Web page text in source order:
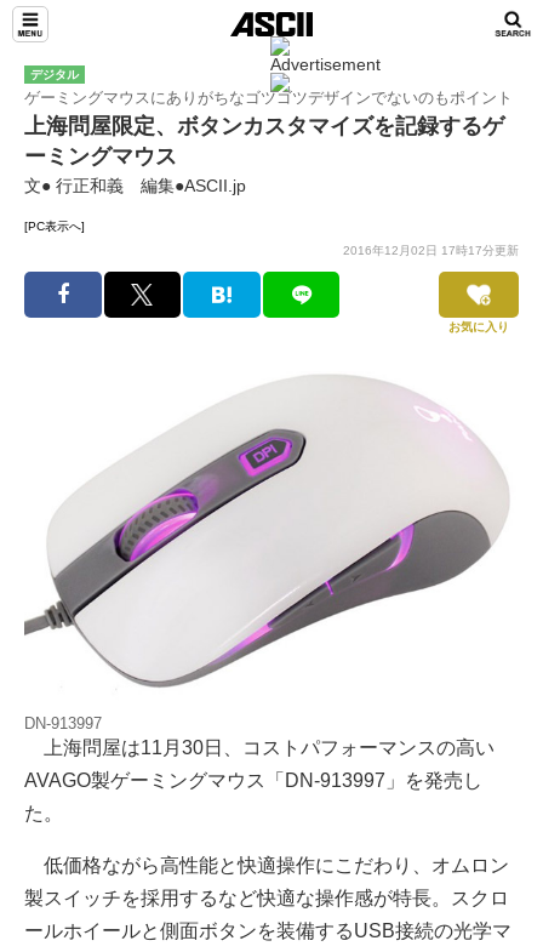
デジタル
ゲーミングマウスにありがちなゴツゴツデザインでないのもポイント
上海問屋限定、ボタンカスタマイズを記録するゲ
ーミングマウス
文● 行正和義 編集●ASCII.jp
[PC表示へ]
2016年12月02日 17時17分更新
お気に入り
DN-913997
上海問屋は11月30日、コストパフォーマンスの高い
AVAGO製ゲーミングマウス「DN-913997」を発売し
た。
低価格ながら高性能と快適操作にこだわり、オムロン
製スイッチを採用するなど快適な操作感が特長。スクロ
ールホイールと側面ボタンを装備するUSB接続の光学マ